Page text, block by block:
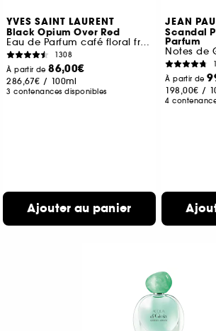
YVES SAINT LAURENT
Black Opium Over Red
Eau de Parfum café floral fruité pour femme
1308
À partir de86,00€
286,67€ / 100ml
3 contenances disponibles
Ajouter au panier
JEAN
Scandal
Parfum
À partir de
198,00€ /
4